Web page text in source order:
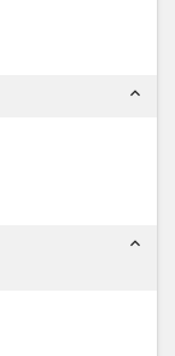
expand_less
expand_less